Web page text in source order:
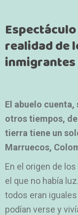
realidad de
El abuelo
otros tiempos,
tierra tiene un
Marruecos,
En el origen de
el que no había
todos eran
podían verse y